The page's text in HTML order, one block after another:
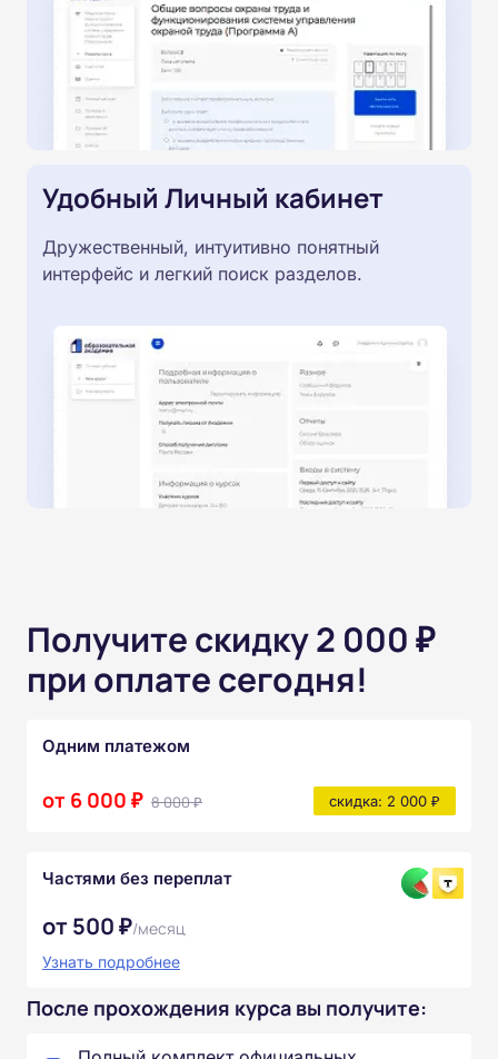
Удобный Личный кабинет
Дружественный, интуитивно понятный
интерфейс и легкий поиск разделов.
Получите скидку 2 000 ₽
при оплате сегодня!
Одним платежом
от 6 000 ₽ 8 000 ₽ скидка: 2 000 ₽
Частями без переплат
от 500 ₽/месяц
Узнать подробнее
После прохождения курса вы получите: